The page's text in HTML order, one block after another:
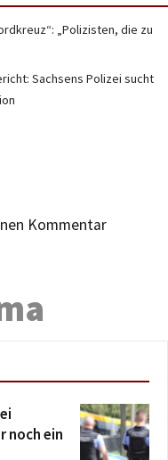
„Polizisten, die zu
Sachsens Polizei sucht
Kommentar
noch ein